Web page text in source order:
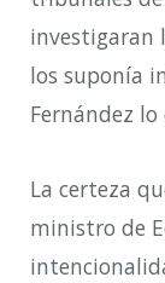
investigaran
los suponía
Fernández
La certeza
ministro de